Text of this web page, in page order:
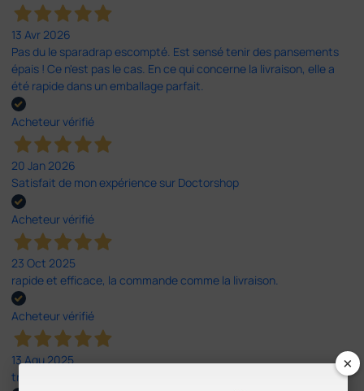
13 Avr 2026
Pas du le sparadrap escompté. Est sensé tenir des pansements
épais ! Ce n'est pas le cas. En ce qui concerne la livraison, elle a
été rapide dans un emballage parfait.
Acheteur vérifié
20 Jan 2026
Satisfait de mon expérience sur Doctorshop
Acheteur vérifié
23 Oct 2025
rapide et efficace, la commande comme la livraison.
Acheteur vérifié
13 Agu 2025
tres bien je recommande. prix correct expédition rapide.
×